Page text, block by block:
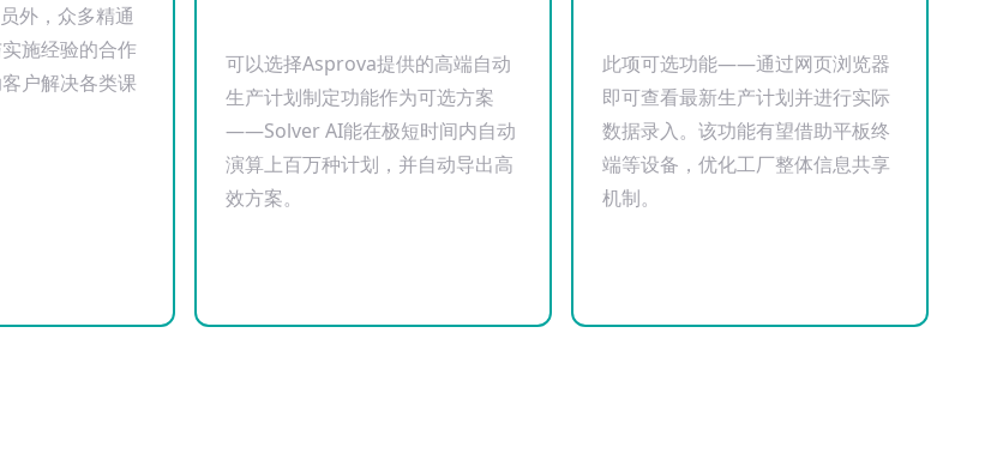
外，众多精通
施经验的合作
户解决各类课
可以选择Asprova提供的高端自动
生产计划制定功能作为可选方案
——Solver AI能在极短时间内自动
演算上百万种计划，并自动导出高
效方案。
此项可选功能——通过网页浏览器
即可查看最新生产计划并进行实际
数据录入。该功能有望借助平板终
端等设备，优化工厂整体信息共享
机制。